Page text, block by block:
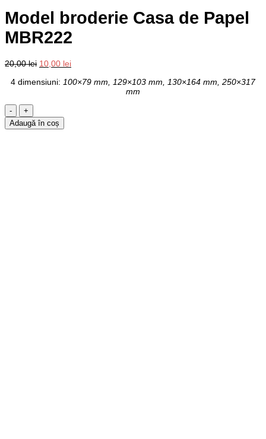
Model broderie Casa de Papel
MBR222
20,00lei Prețul
a
10,00 leiPrețul
este:
4 dimensiuni: 100×79 mm, 129×103 mm, 130×164 mm, 250×317
mm
Cantitate
Model
broderie
Adaugă în coș